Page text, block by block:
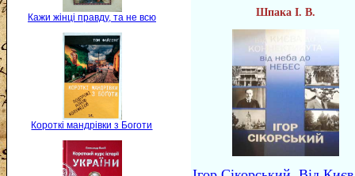
Кажи жінці правду, та не всю
Короткі мандрівки з Боготи
Шпака І. В.